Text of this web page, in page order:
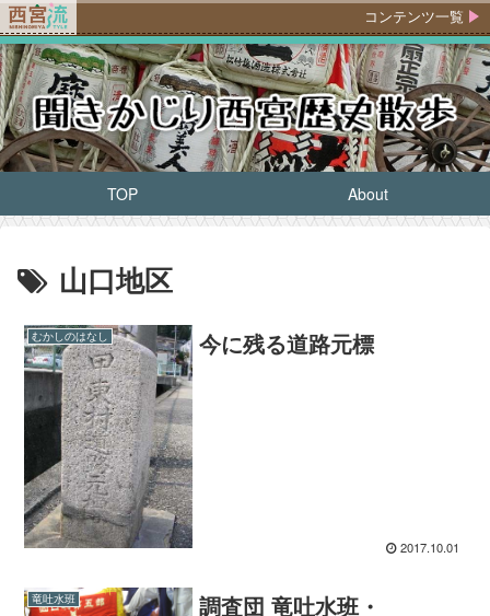
コンテンツ一覧
TOP About
山口地区
むかしのはなし 今に残る道路元標
2017.10.01
竜吐水班
調査団 竜吐水班・